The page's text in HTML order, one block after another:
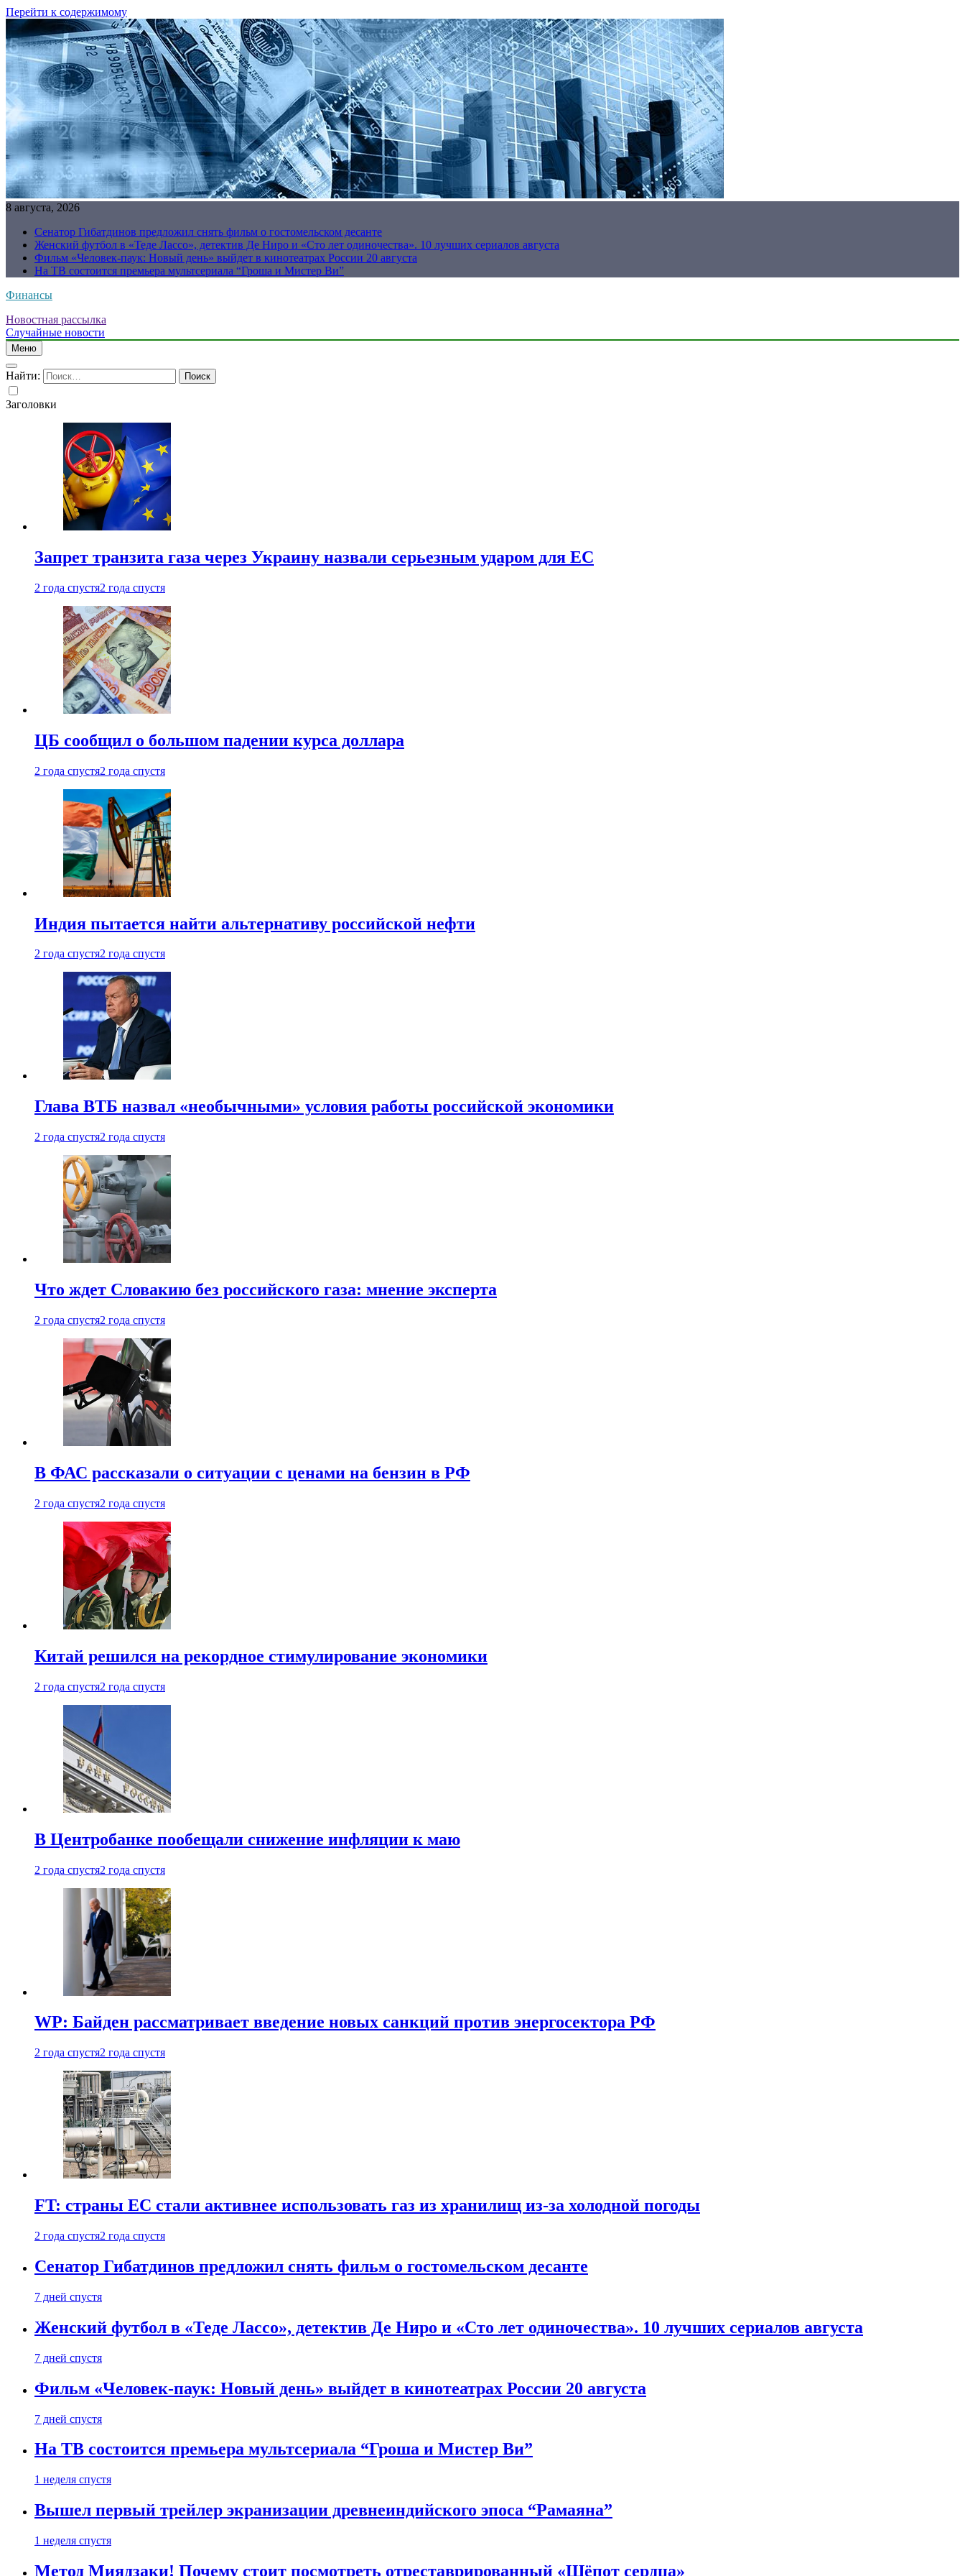
Перейти к содержимому
8 августа, 2026
Сенатор Гибатдинов предложил снять фильм о гостомельском десанте
Женский футбол в «Теде Лассо», детектив Де Ниро и «Сто лет одиночества». 10 лучших сериалов августа
Фильм «Человек-паук: Новый день» выйдет в кинотеатрах России 20 августа
На ТВ состоится премьера мультсериала “Гроша и Мистер Ви”
Финансы
Новостная рассылка
Случайные новости
Меню
Найти:
Заголовки
Запрет транзита газа через Украину назвали серьезным ударом для ЕС
2 года спустя2 года спустя
ЦБ сообщил о большом падении курса доллара
2 года спустя2 года спустя
Индия пытается найти альтернативу российской нефти
2 года спустя2 года спустя
Глава ВТБ назвал «необычными» условия работы российской экономики
2 года спустя2 года спустя
Что ждет Словакию без российского газа: мнение эксперта
2 года спустя2 года спустя
В ФАС рассказали о ситуации с ценами на бензин в РФ
2 года спустя2 года спустя
Китай решился на рекордное стимулирование экономики
2 года спустя2 года спустя
В Центробанке пообещали снижение инфляции к маю
2 года спустя2 года спустя
WP: Байден рассматривает введение новых санкций против энергосектора РФ
2 года спустя2 года спустя
FT: страны ЕС стали активнее использовать газ из хранилищ из-за холодной погоды
2 года спустя2 года спустя
Сенатор Гибатдинов предложил снять фильм о гостомельском десанте
7 дней спустя
Женский футбол в «Теде Лассо», детектив Де Ниро и «Сто лет одиночества». 10 лучших сериалов августа
7 дней спустя
Фильм «Человек-паук: Новый день» выйдет в кинотеатрах России 20 августа
7 дней спустя
На ТВ состоится премьера мультсериала “Гроша и Мистер Ви”
1 неделя спустя
Вышел первый трейлер экранизации древнеиндийского эпоса “Рамаяна”
1 неделя спустя
Метод Миядзаки! Почему стоит посмотреть отреставрированный «Шёпот сердца»